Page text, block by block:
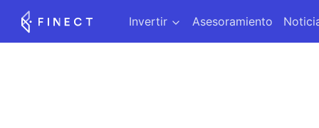
Invertir Asesoramiento